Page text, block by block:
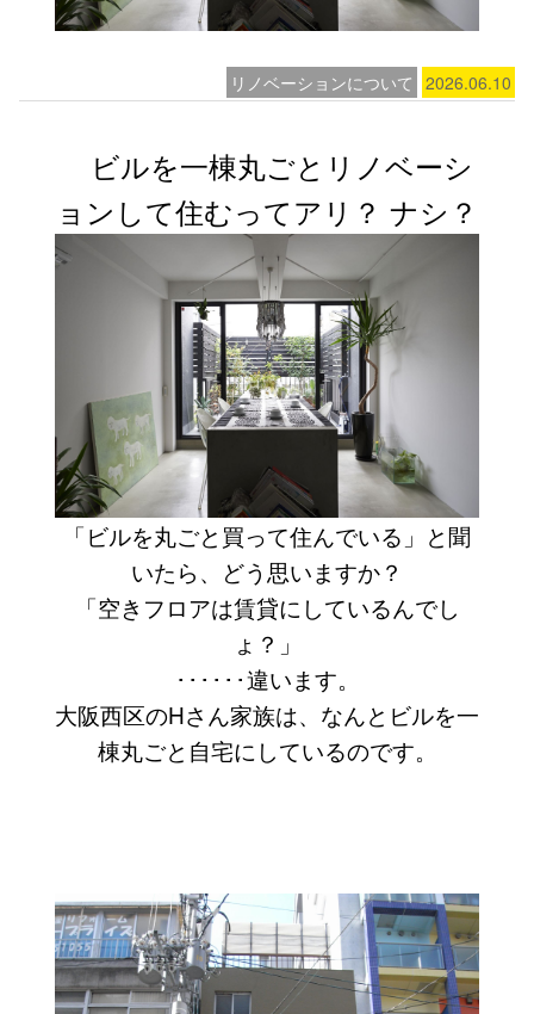
リノベーションについて 2026.06.10
ビルを一棟丸ごとリノベーシ
ョンして住むってアリ？ ナシ？
「ビルを丸ごと買って住んでいる」と聞
いたら、どう思いますか？
「空きフロアは賃貸にしているんでし
ょ？」
･･････違います。
大阪西区のHさん家族は、なんとビルを一
棟丸ごと自宅にしているのです。